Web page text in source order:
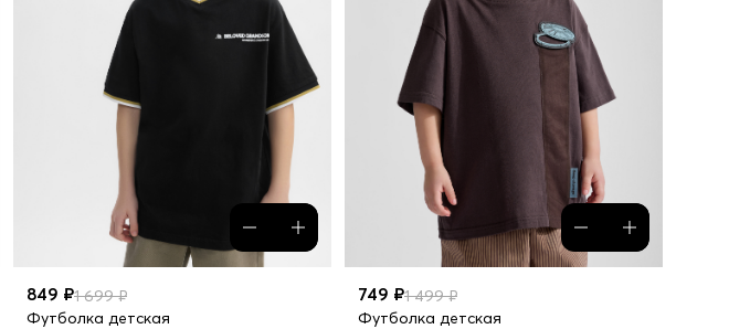
849 ₽1 699 ₽
Футболка детская
749 ₽1 499 ₽
Футболка детская